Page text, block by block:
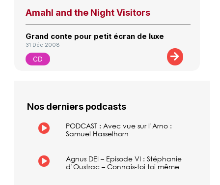
Amahl and the Night Visitors
Grand conte pour petit écran de luxe
31 Déc 2008
CD
Nos derniers podcasts
PODCAST : Avec vue sur l’Arno :
Samuel Hasselhorn
Agnus DEI – Episode VI : Stéphanie
d’Oustrac – Connais-toi toi même